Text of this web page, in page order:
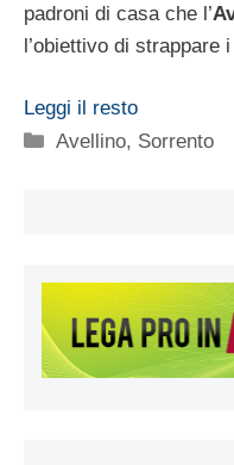
padroni di casa che l’
l’obiettivo di strappare
Leggi il resto
Categorie
Avellino, Sorrento